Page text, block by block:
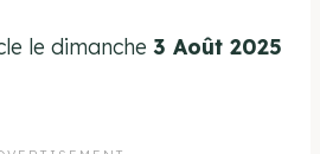
le dimanche 3 Août 2025